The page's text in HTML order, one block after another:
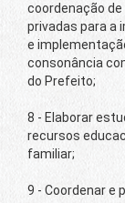
coordenação
privadas para a
e
consonância
do Prefeito;
8 - Elaborar
recursos
familiar;
9 - Coordenar e